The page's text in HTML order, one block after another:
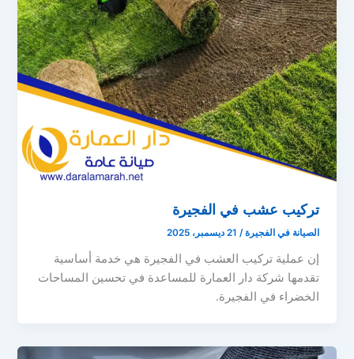
تركيب عشب في الفجيرة
الصيانة في الفجيرة/ 21 ديسمبر، 2025
إن عملية تركيب العشب في الفجيرة هي خدمة أساسية
تقدمها شركة دار العمارة للمساعدة في تحسين المساحات
الخضراء في الفجيرة.